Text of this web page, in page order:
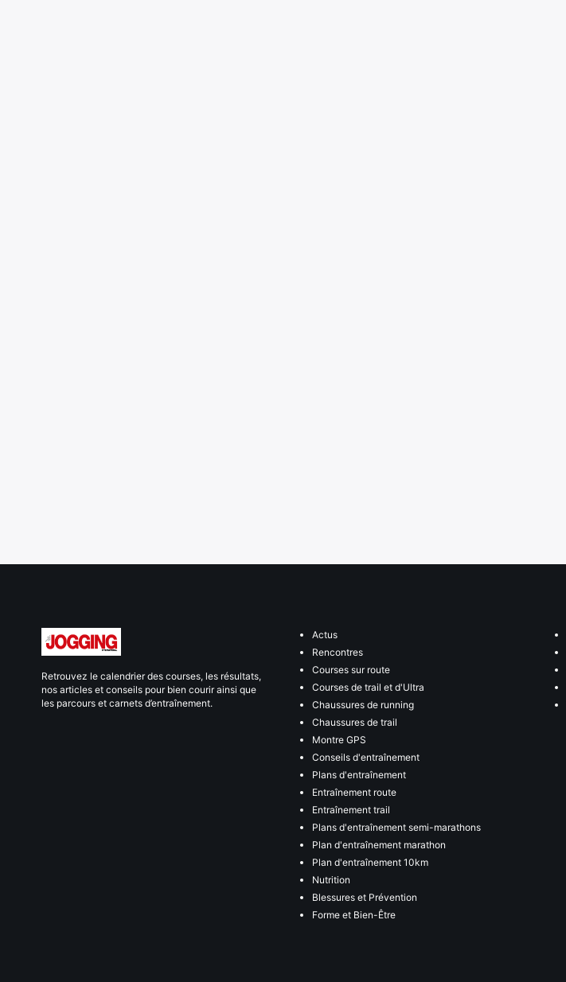
Retrouvez le calendrier des courses, les résultats,
nos articles et conseils pour bien courir ainsi que
les parcours et carnets d’entraînement.
Actus
Rencontres
Courses sur route
Courses de trail et d'Ultra
Chaussures de running
Chaussures de trail
Montre GPS
Conseils d'entraînement
Plans d'entraînement
Entraînement route
Entraînement trail
Plans d'entraînement semi-marathons
Plan d'entraînement marathon
Plan d'entraînement 10km
Nutrition
Blessures et Prévention
Forme et Bien-Être